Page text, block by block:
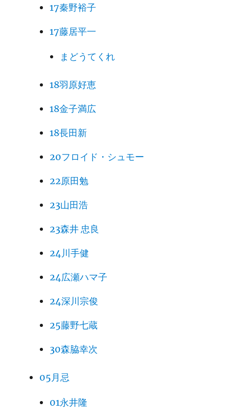
17秦野裕子
17藤居平一
まどうてくれ
18羽原好恵
18金子満広
18長田新
20フロイド・シュモー
22原田勉
23山田浩
23森井 忠良
24川手健
24広瀬ハマ子
24深川宗俊
25藤野七蔵
30森脇幸次
05月忌
01永井隆